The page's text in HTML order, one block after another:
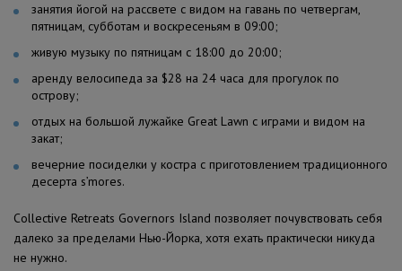
занятия йогой на рассвете с видом на гавань по четвергам,
пятницам, субботам и воскресеньям в 09:00;
живую музыку по пятницам с 18:00 до 20:00;
аренду велосипеда за $28 на 24 часа для прогулок по
острову;
отдых на большой лужайке Great Lawn с играми и видом на
закат;
вечерние посиделки у костра с приготовлением традиционного
десерта s’mores.
Collective Retreats Governors Island позволяет почувствовать себя
далеко за пределами Нью-Йорка, хотя ехать практически никуда
не нужно.